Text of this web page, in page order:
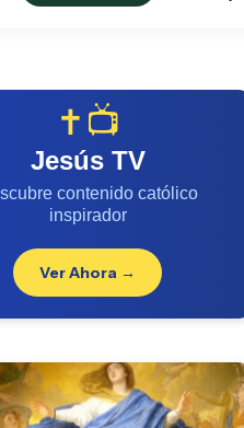
✝️📺
Jesús TV
contenido católico
inspirador
Ver Ahora →